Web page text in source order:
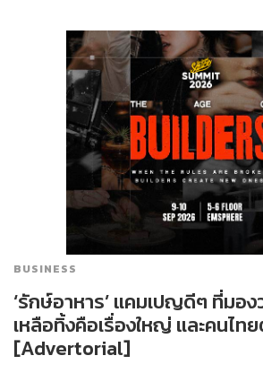
BUSINESS
‘รักษ์อาหาร’ แคมเปญดีๆ ที่มอ
เหลือทิ้งคือเรื่องใหญ่ และคนไท
[Advertorial]